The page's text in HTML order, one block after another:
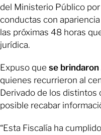
del Ministerio Público
conductas con
las próximas 48 horas
jurídica.
Expuso que se
quienes recurrieron al
Derivado de los distintos
posible recabar
“Esta Fiscalía ha